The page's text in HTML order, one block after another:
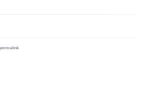
permalink